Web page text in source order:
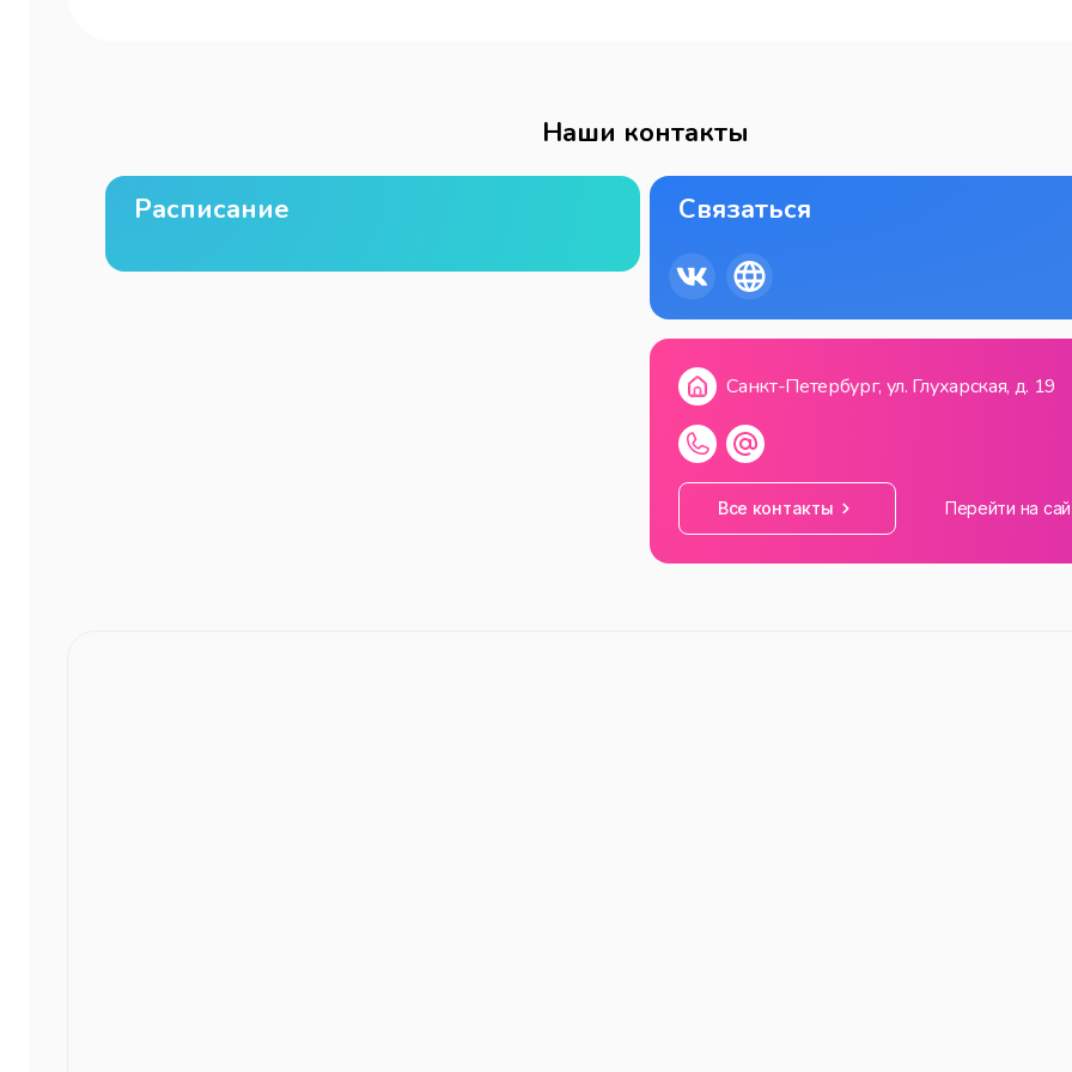
Наши контакты
Расписание Связаться
Санкт-Петербург, ул. Глухарская, д. 19
Все контакты Перейти на